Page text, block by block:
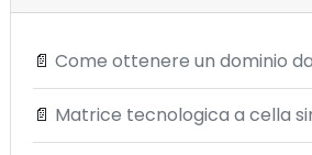
📄 Come ottenere un dominio
📄 Matrice tecnologica a cella